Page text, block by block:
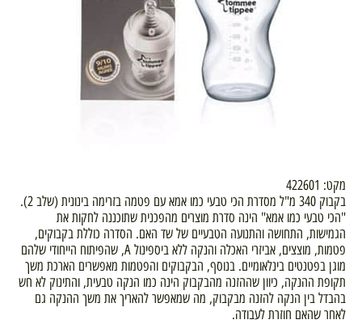
מקט: 422601
בקבוק 340 מ"ל מסדרת הכי טבעי כמו אמא עם פטמה בזרימה בינונית (שלב 2).
"הכי טבעי כמו אמא" הינה סדרת מוצרים מהפכנית שתוכננה לחקות את
הגמישות, התחושה והתנועה הטבעיים של שד האם. הסדרה כוללת בקבוקים,
פטמות, מוצצים, אביזרי האכלה והנקה ללא ביספינול A, שהפיתוח הייחודי שלהם
מוגן בפטנטים בינלאומיים. בנוסף, הבקבוקים והפטמות מאפשרים הארכת משך
תקופת ההנקה, כיוון שההזנה מהבקבוק הינה כמו הנקה טבעית, והתינוק לא חש
בהבדל בין הנקה להזנה מבקבוק, מה שמאפשר להאריך את משך ההנקה גם
לאחר שהאם חוזרת לעבודה.